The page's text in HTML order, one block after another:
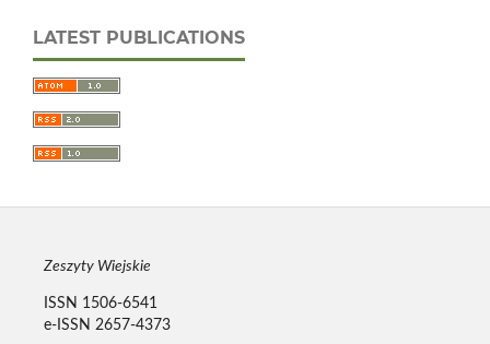
LATEST PUBLICATIONS
Zeszyty Wiejskie
ISSN 1506-6541
e-ISSN 2657-4373